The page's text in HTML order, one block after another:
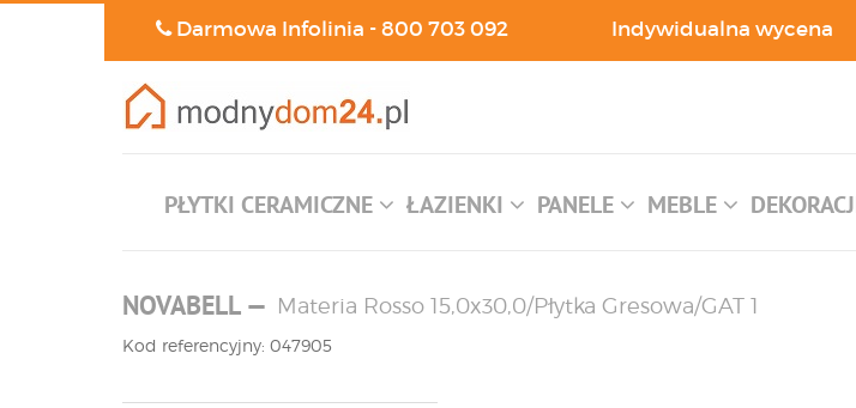
Darmowa Infolinia -800 703 092 Indywidualna wycena
PŁYTKI CERAMICZNE ŁAZIENKI PANELE MEBLE
NOVABELL— Materia Rosso 15,0x30,0/Płytka Gresowa/GAT 1
Kod referencyjny: 047905